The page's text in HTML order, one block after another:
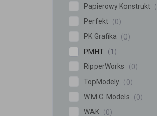
Papierowy Konstrukt
Perfekt
0
PK Grafika
0
PMHT
1
RipperWorks
0
TopModely
0
W.M.C. Models
0
WAK
0